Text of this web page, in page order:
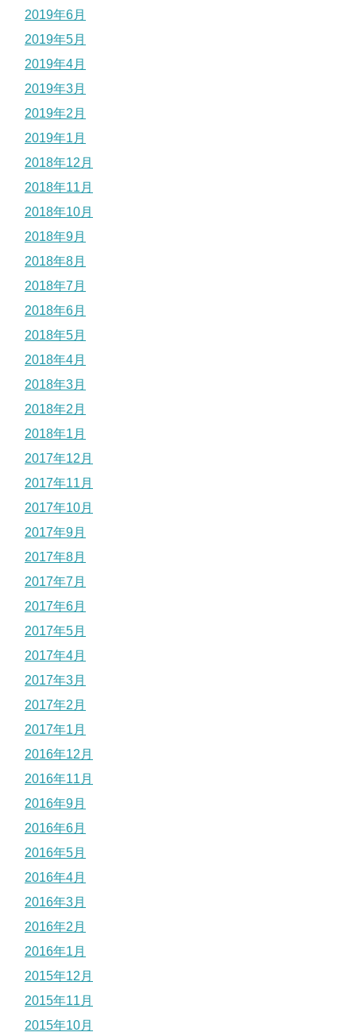
2019年6月
2019年5月
2019年4月
2019年3月
2019年2月
2019年1月
2018年12月
2018年11月
2018年10月
2018年9月
2018年8月
2018年7月
2018年6月
2018年5月
2018年4月
2018年3月
2018年2月
2018年1月
2017年12月
2017年11月
2017年10月
2017年9月
2017年8月
2017年7月
2017年6月
2017年5月
2017年4月
2017年3月
2017年2月
2017年1月
2016年12月
2016年11月
2016年9月
2016年6月
2016年5月
2016年4月
2016年3月
2016年2月
2016年1月
2015年12月
2015年11月
2015年10月